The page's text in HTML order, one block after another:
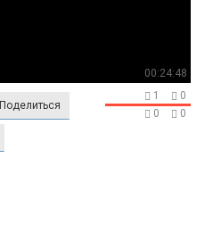
00:24:48
Поделиться
1
0
0
0